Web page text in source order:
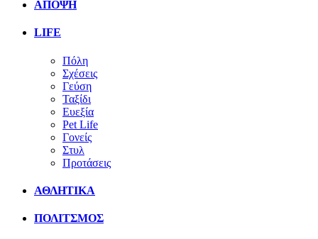
ΑΠΟΨΗ
LIFE
Πόλη
Σχέσεις
Γεύση
Ταξίδι
Ευεξία
Pet Life
Γονείς
Στυλ
Προτάσεις
ΑΘΛΗΤΙΚΑ
ΠΟΛΙΤΣΜΟΣ